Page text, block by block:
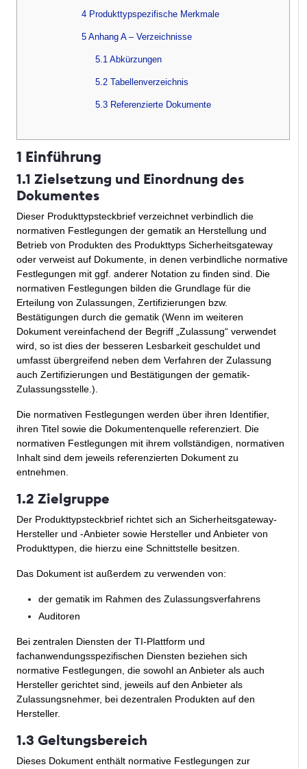
4 Produkttypspezifische Merkmale
5 Anhang A – Verzeichnisse
5.1 Abkürzungen
5.2 Tabellenverzeichnis
5.3 Referenzierte Dokumente
1 Einführung
1.1 Zielsetzung und Einordnung des
Dokumentes
Dieser Produkttypsteckbrief verzeichnet verbindlich die
normativen Festlegungen der gematik an Herstellung und
Betrieb von Produkten des Produkttyps Sicherheitsgateway
oder verweist auf Dokumente, in denen verbindliche normative
Festlegungen mit ggf. anderer Notation zu finden sind. Die
normativen Festlegungen bilden die Grundlage für die
Erteilung von Zulassungen, Zertifizierungen bzw.
Bestätigungen durch die gematik (Wenn im weiteren
Dokument vereinfachend der Begriff „Zulassung“ verwendet
wird, so ist dies der besseren Lesbarkeit geschuldet und
umfasst übergreifend neben dem Verfahren der Zulassung
auch Zertifizierungen und Bestätigungen der gematik-
Zulassungsstelle.).
Die normativen Festlegungen werden über ihren Identifier,
ihren Titel sowie die Dokumentenquelle referenziert. Die
normativen Festlegungen mit ihrem vollständigen, normativen
Inhalt sind dem jeweils referenzierten Dokument zu
entnehmen.
1.2 Zielgruppe
Der Produkttypsteckbrief richtet sich an Sicherheitsgateway-
Hersteller und -Anbieter sowie Hersteller und Anbieter von
Produkttypen, die hierzu eine Schnittstelle besitzen.
Das Dokument ist außerdem zu verwenden von:
der gematik im Rahmen des Zulassungsverfahrens
Auditoren
Bei zentralen Diensten der TI-Plattform und
fachanwendungsspezifischen Diensten beziehen sich
normative Festlegungen, die sowohl an Anbieter als auch
Hersteller gerichtet sind, jeweils auf den Anbieter als
Zulassungsnehmer, bei dezentralen Produkten auf den
Hersteller.
1.3 Geltungsbereich
Dieses Dokument enthält normative Festlegungen zur